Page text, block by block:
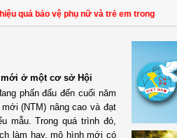
bảo vệ phụ nữ và trẻ em trong thời đại số
ở một cơ sở Hội
phấn đấu đến cuối năm
(NTM) nâng cao và đạt
mẫu. Trong quá trình đó,
làm hay, mô hình mới có